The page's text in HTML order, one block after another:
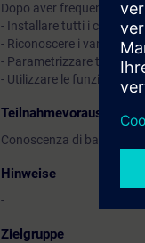
Dopo aver frequentato il
- Installare tutti i
- Riconoscere i vantaggi
- Parametrizzare tramite
- Utilizzare le funzionalità
Conoscenza di base delle
Hinweise
-
Zielgruppe